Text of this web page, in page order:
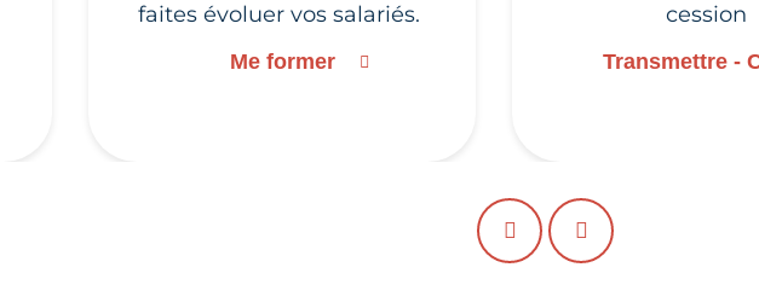
faites évoluer vos salariés.
Me former
cession
Transmettre -
PRÉCÉDENTSUIVANT